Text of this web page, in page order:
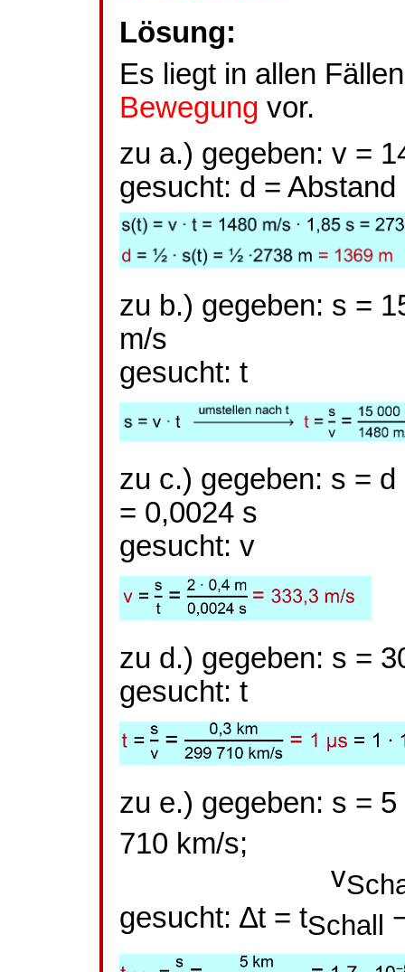
Lösung:
Es liegt in allen
Bewegung vor.
zu a.) gegeben: v =
gesucht: d =
zu b.) gegeben: s =
m/s
gesucht: t
zu c.) gegeben: s =
= 0,0024 s
gesucht: v
zu d.) gegeben: s =
gesucht: t
zu e.) gegeben: s =
710 km/s;
v
gesucht: ∆t =tSchall